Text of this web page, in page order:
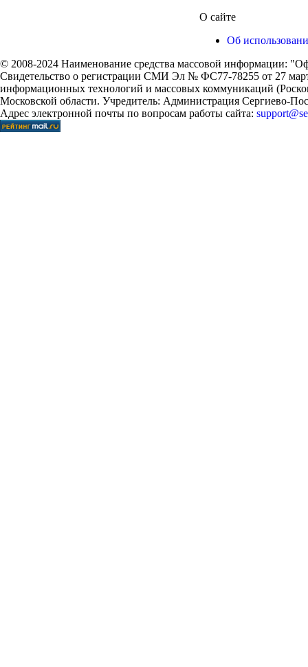
О сайте
Об
© 2008-2024 Наименование средства массовой информации:
Свидетельство о регистрации СМИ Эл № ФС77-78255 от 27
информационных технологий и массовых коммуникаций
Московской области. Учредитель: Администрация Сергиево-
Адрес электронной почты по вопросам работы сайта: